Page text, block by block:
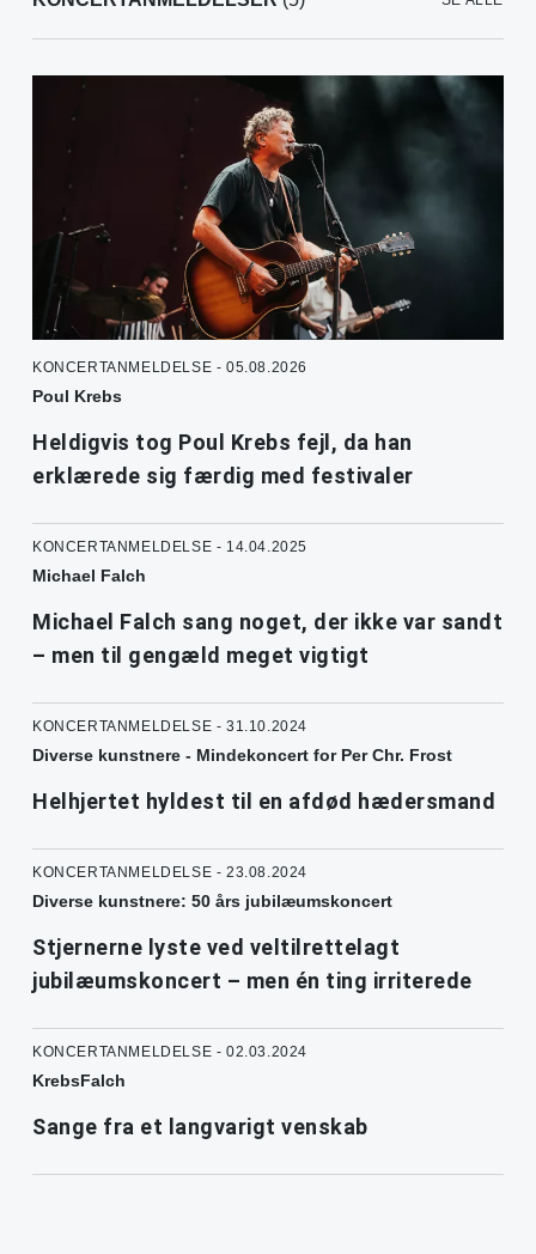
KONCERTANMELDELSE - 05.08.2026
Poul Krebs
Heldigvis tog Poul Krebs fejl, da han
erklærede sig færdig med festivaler
KONCERTANMELDELSE - 14.04.2025
Michael Falch
Michael Falch sang noget, der ikke var sandt
– men til gengæld meget vigtigt
KONCERTANMELDELSE - 31.10.2024
Diverse kunstnere - Mindekoncert for Per Chr. Frost
Helhjertet hyldest til en afdød hædersmand
KONCERTANMELDELSE - 23.08.2024
Diverse kunstnere: 50 års jubilæumskoncert
Stjernerne lyste ved veltilrettelagt
jubilæumskoncert – men én ting irriterede
KONCERTANMELDELSE - 02.03.2024
KrebsFalch
Sange fra et langvarigt venskab